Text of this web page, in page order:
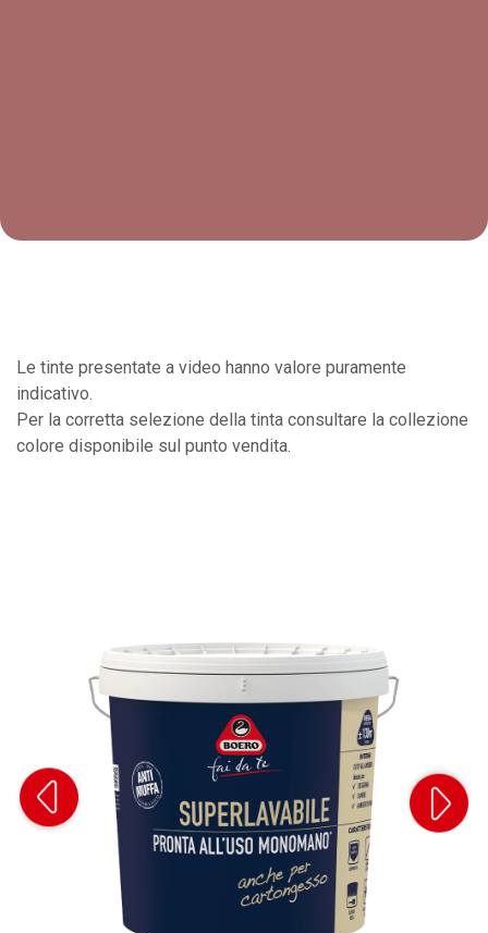
Le tinte presentate a video hanno valore puramente
indicativo.
Per la corretta selezione della tinta consultare la collezione
colore disponibile sul punto vendita.